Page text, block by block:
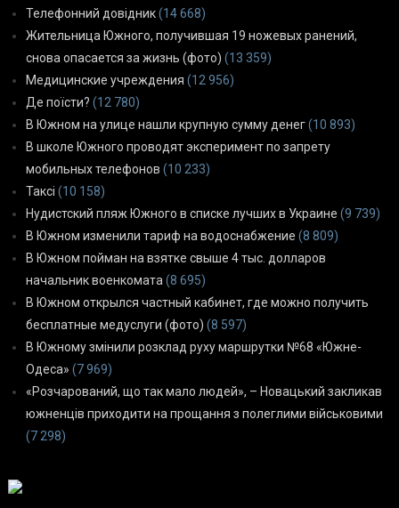
Телефонний довідник(14 668)
Жительница Южного, получившая 19 ножевых ранений,
снова опасается за жизнь (фото) (13 359)
Медицинские учреждения (12 956)
Де поїсти? (12 780)
В Южном на улице нашли крупную сумму денег(10 893)
В школе Южного проводят эксперимент по запрету
мобильных телефонов (10 233)
Таксі (10 158)
Нудистский пляж Южного в списке лучших в Украине (9 739)
В Южном изменили тариф на водоснабжение (8 809)
В Южном пойман на взятке свыше 4 тыс. долларов
начальник военкомата(8 695)
В Южном открылся частный кабинет, где можно получить
бесплатные медуслуги (фото) (8 597)
В Южному змінили розклад руху маршрутки №68 «Южне-
Одеса» (7 969)
«Розчарований, що так мало людей», – Новацький закликав
южненців приходити на прощання з полеглими військовими
(7 298)